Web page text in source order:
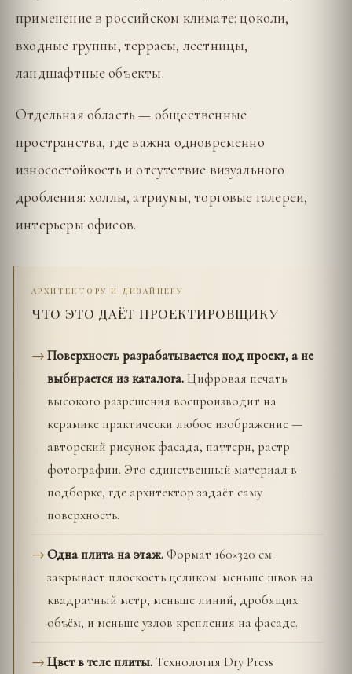
применение в российском климате: цоколи,
входные группы, террасы, лестницы,
ландшафтные объекты.
Отдельная область — общественные
пространства, где важна одновременно
износостойкость и отсутствие визуального
дробления: холлы, атриумы, торговые галереи,
интерьеры офисов.
АРХИТЕКТОРУ И ДИЗАЙНЕРУ
ЧТО ЭТО ДАЁТ ПРОЕКТИРОВЩИКУ
Поверхность разрабатывается под проект, а не
выбирается из каталога.Цифровая печать
высокого разрешения воспроизводит на
керамике практически любое изображение —
авторский рисунок фасада, паттерн, растр
фотографии. Это единственный материал в
подборке, где архитектор задаёт саму
поверхность.
Одна плита на этаж. Формат 160×320 см
закрывает плоскость целиком: меньше швов на
квадратный метр, меньше линий, дробящих
объём, и меньше узлов крепления на фасаде.
Цвет в теле плиты.Технология Dry Press